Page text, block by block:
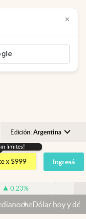
Edición: Argentina
Argentina
España
USA
Colombia
limites!
x $999 Ingresá
y dólar blue hoy:
×